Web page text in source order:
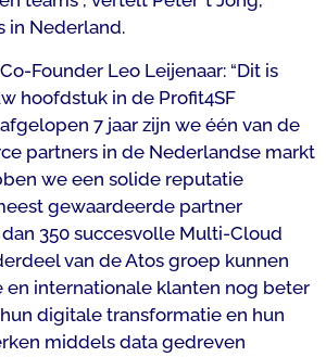
in Nederland.
Founder Leo Leijenaar: “Dit is
hoofdstuk in de Profit4SF
7 jaar zijn we één van de
partners in de Nederlandse markt
we een solide reputatie
gewaardeerde partner
350 succesvolle Multi-Cloud
van de Atos groep kunnen
en internationale klanten nog beter
digitale transformatie en hun
middels data gedreven